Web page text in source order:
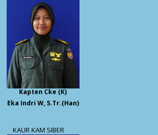
Kapten Cke (K)
Eka Indri W, S.Tr.(Han)
KAUR KAM SIBER